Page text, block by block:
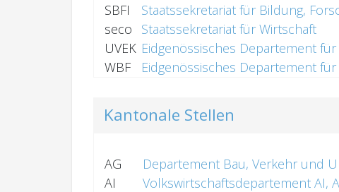
SBFI
Staatssekretariat für Bildung,
seco
Staatssekretariat für Wirtschaft
UVEK Eidgenössisches Departement
WBF
Eidgenössisches Departement
Kantonale Stellen
AG
Departement Bau, Verkehr und
AI
Volkswirtschaftsdepartement AI,